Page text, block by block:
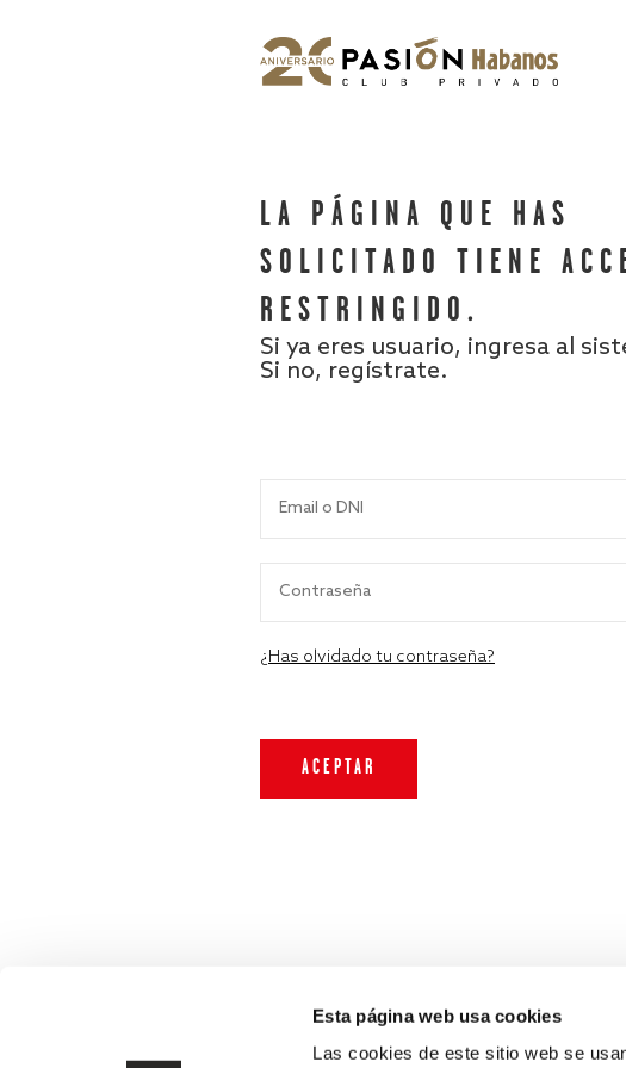
Esta página web usa cookies
Las cookies de este sitio web se
LA PÁGINA QUE HAS
SOLICITADO TIENE
RESTRINGIDO.
Si ya eres usuario, ingresa al
Si no, regístrate.
¿Has olvidado tu contraseña?